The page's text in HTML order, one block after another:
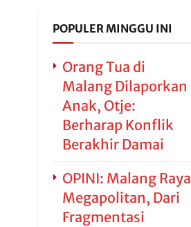
POPULER MINGGU INI
Orang Tua di
Malang Dilaporkan
Anak, Otje:
Berharap Konflik
Berakhir Damai
OPINI: Malang Raya
Megapolitan, Dari
Fragmentasi